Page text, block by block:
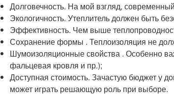
Долговечность. На мой взгляд,
Экологичность. Утеплитель должен быть
Эффективность. Чем выше
Сохранение формы . Теплоизоляция не
Шумоизоляционные свойства . Особенно
фальцевая кровля и пр.);
Доступная стоимость. Зачастую бюджет у
может играть решающую роль при выборе.